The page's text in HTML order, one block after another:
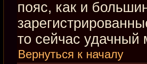
пояс, как и
то сейчас удачный
Вернуться к началу